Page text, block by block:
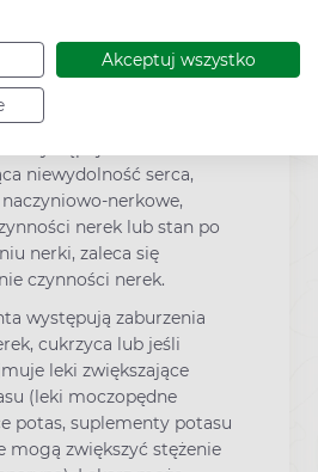
Akceptuj wszystko
„obrzęku
należy natychmiast
niewydolność serca,
nerkowe,
nerek lub stan po
nerki, zaleca się
czynności nerek.
występują zaburzenia
cukrzyca lub jeśli
leki zwiększające
(leki moczopędne
potas, suplementy potasu
mogą zwiększyć stężenie